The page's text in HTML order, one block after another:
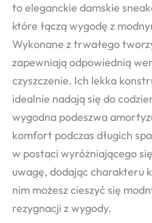
to eleganckie damskie
które łączą wygodę z
Wykonane z trwałego
zapewniają odpowiednią
czyszczenie. Ich lekka
idealnie nadają się do
wygodna podeszwa
komfort podczas długich
w postaci wyróżniającego
uwagę, dodając charakteru
nim możesz cieszyć się
rezygnacji z wygody.